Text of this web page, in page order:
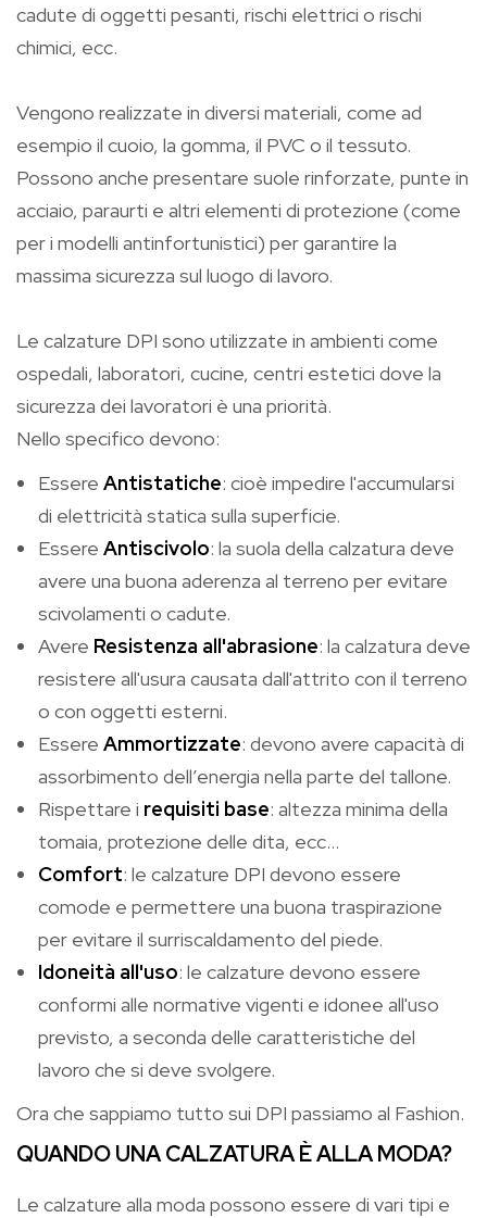
cadute di oggetti pesanti, rischi elettrici o rischi
chimici, ecc.
Vengono realizzate in diversi materiali, come ad
esempio il cuoio, la gomma, il PVC o il tessuto.
Possono anche presentare suole rinforzate, punte in
acciaio, paraurti e altri elementi di protezione (come
per i modelli antinfortunistici) per garantire la
massima sicurezza sul luogo di lavoro.
Le calzature DPI sono utilizzate in ambienti come
ospedali, laboratori, cucine, centri estetici dove la
sicurezza dei lavoratori è una priorità.
Nello specifico devono:
Essere Antistatiche: cioè impedire l'accumularsi
di elettricità statica sulla superficie.
Essere Antiscivolo: la suola della calzatura deve
avere una buona aderenza al terreno per evitare
scivolamenti o cadute.
Avere Resistenza all'abrasione: la calzatura deve
resistere all'usura causata dall'attrito con il terreno
o con oggetti esterni.
Essere Ammortizzate: devono avere capacità di
assorbimento dell’energia nella parte del tallone.
Rispettare i requisiti base: altezza minima della
tomaia, protezione delle dita, ecc…
Comfort: le calzature DPI devono essere
comode e permettere una buona traspirazione
per evitare il surriscaldamento del piede.
Idoneità all'uso: le calzature devono essere
conformi alle normative vigenti e idonee all'uso
previsto, a seconda delle caratteristiche del
lavoro che si deve svolgere.
Ora che sappiamo tutto sui DPI passiamo al Fashion.
QUANDO UNA CALZATURA È ALLA MODA?
Le calzature alla moda possono essere di vari tipi e